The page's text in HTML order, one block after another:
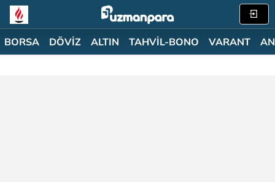
BORSA DÖVİZ ALTIN TAHVİL-BONO VARANT